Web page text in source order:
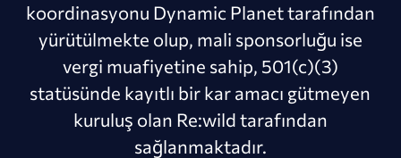
koordinasyonu Dynamic Planet tarafından
yürütülmekte olup, mali sponsorluğu ise
vergi muafiyetine sahip, 501(c)(3)
statüsünde kayıtlı bir kar amacı gütmeyen
kuruluş olan Re:wild tarafından
sağlanmaktadır.